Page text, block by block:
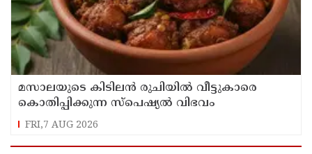
മസാലയുടെ കിടിലൻ രുചിയിൽ വീട്ടുകാരെ
കൊതിപ്പിക്കുന്ന സ്പെഷ്യൽ വിഭവം
FRI,7 AUG 2026